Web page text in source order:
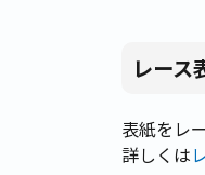
レース
表紙をレ
詳しくは